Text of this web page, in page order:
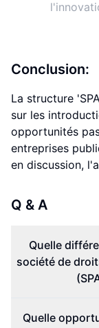
Conclusion:
La structure
sur les
opportunités
entreprises
en discussion,
Q & A
Quelle
société de
Quelle